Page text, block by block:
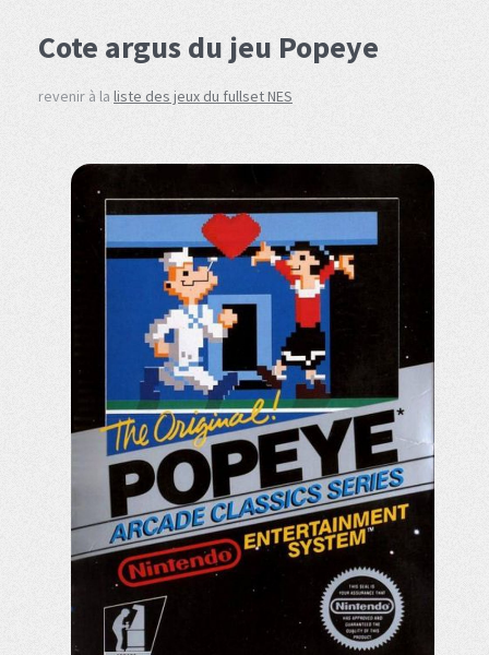
Cote argus du jeu Popeye
revenir à la liste des jeux du fullset NES